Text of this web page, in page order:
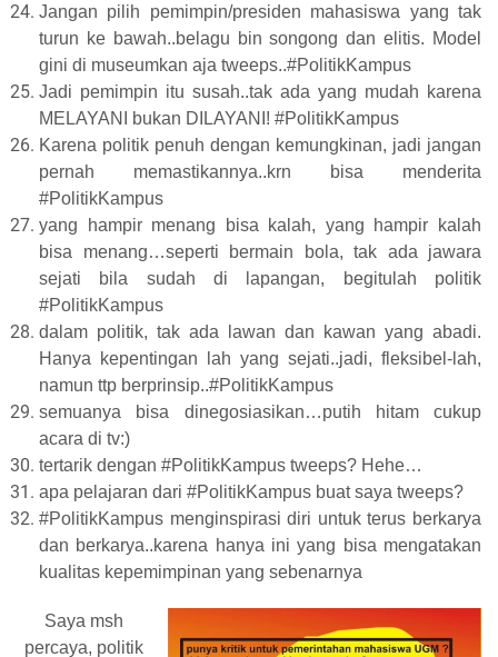
Jangan pilih pemimpin/presiden mahasiswa yang tak
turun ke bawah..belagu bin songong dan elitis. Model
gini di museumkan aja tweeps..#PolitikKampus
Jadi pemimpin itu susah..tak ada yang mudah karena
MELAYANI bukan DILAYANI! #PolitikKampus
Karena politik penuh dengan kemungkinan, jadi jangan
pernah memastikannya..krn bisa menderita
#PolitikKampus
yang hampir menang bisa kalah, yang hampir kalah
bisa menang…seperti bermain bola, tak ada jawara
sejati bila sudah di lapangan, begitulah politik
#PolitikKampus
dalam politik, tak ada lawan dan kawan yang abadi.
Hanya kepentingan lah yang sejati..jadi, fleksibel-lah,
namun ttp berprinsip..#PolitikKampus
semuanya bisa dinegosiasikan…putih hitam cukup
acara di tv:)
tertarik dengan #PolitikKampus tweeps? Hehe…
apa pelajaran dari #PolitikKampus buat saya tweeps?
#PolitikKampus menginspirasi diri untuk terus berkarya
dan berkarya..karena hanya ini yang bisa mengatakan
kualitas kepemimpinan yang sebenarnya
Saya msh
percaya, politik